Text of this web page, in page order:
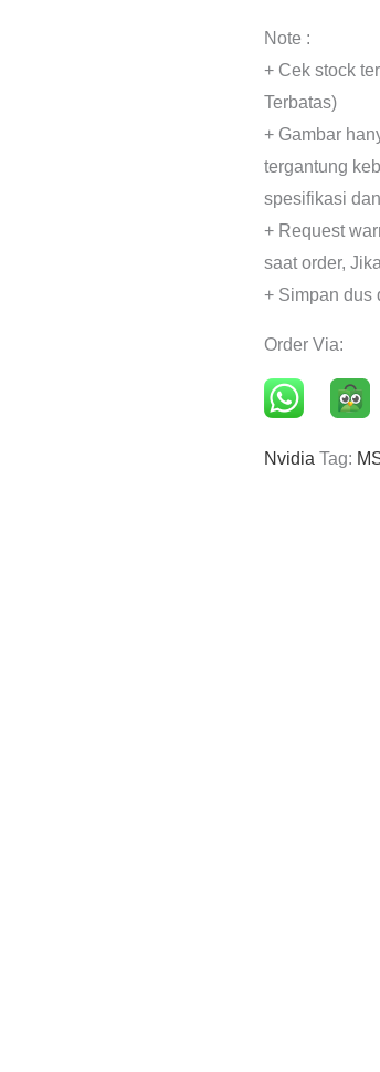
Note :
+ Cek stock
Terbatas)
+ Gambar
tergantung
spesifikasi
+ Request
saat order,
+ Simpan dus
Order Via:
Nvidia Tag: